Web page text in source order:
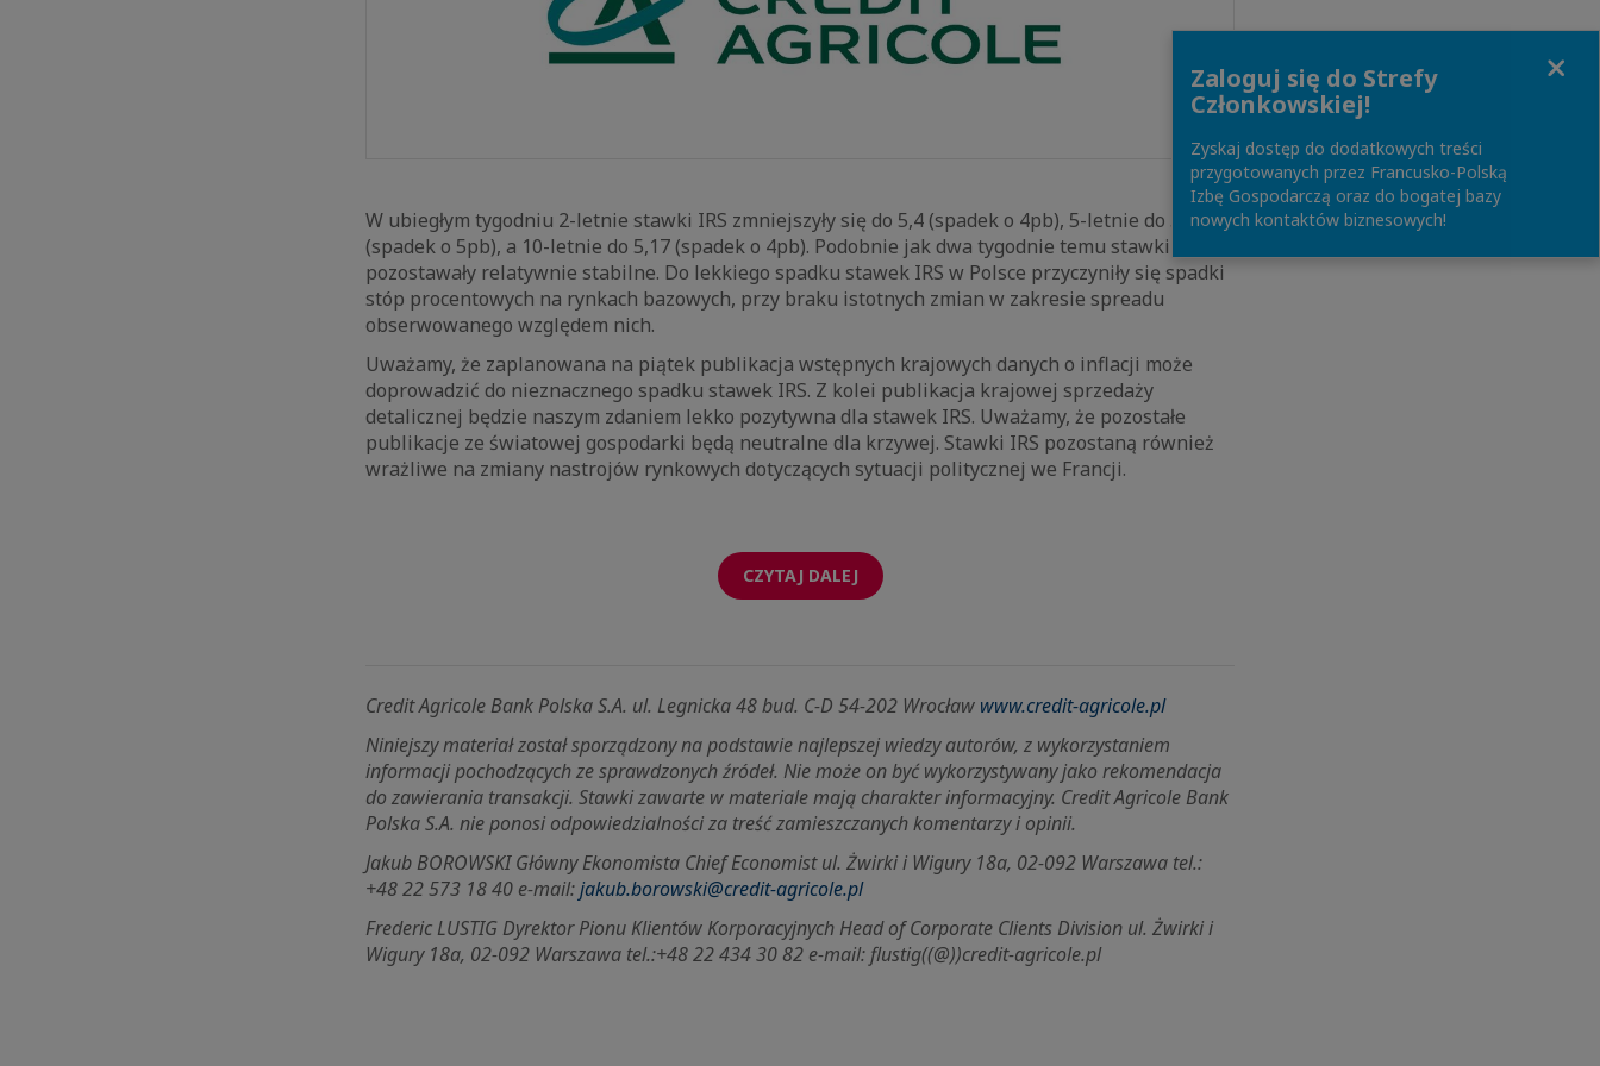
W ubiegłym tygodniu 2-letnie stawki IRS zmniejszyły się do 5,4 (spadek o 4pb), 5-letnie do 5,04
(spadek o 5pb), a 10-letnie do 5,17 (spadek o 4pb). Podobnie jak dwa tygodnie temu stawki IRS
pozostawały relatywnie stabilne. Do lekkiego spadku stawek IRS w Polsce przyczyniły się spadki
stóp procentowych na rynkach bazowych, przy braku istotnych zmian w zakresie spreadu
obserwowanego względem nich.
Uważamy, że zaplanowana na piątek publikacja wstępnych krajowych danych o inflacji może
doprowadzić do nieznacznego spadku stawek IRS. Z kolei publikacja krajowej sprzedaży
detalicznej będzie naszym zdaniem lekko pozytywna dla stawek IRS. Uważamy, że pozostałe
publikacje ze światowej gospodarki będą neutralne dla krzywej. Stawki IRS pozostaną również
wrażliwe na zmiany nastrojów rynkowych dotyczących sytuacji politycznej we Francji.
CZYTAJ DALEJ
Credit Agricole Bank Polska S.A. ul. Legnicka 48 bud. C-D 54-202 Wrocław www.credit-agricole.pl
Niniejszy materiał został sporządzony na podstawie najlepszej wiedzy autorów, z wykorzystaniem
informacji pochodzących ze sprawdzonych źródeł. Nie może on być wykorzystywany jako rekomendacja
do zawierania transakcji. Stawki zawarte w materiale mają charakter informacyjny. Credit Agricole Bank
Polska S.A. nie ponosi odpowiedzialności za treść zamieszczanych komentarzy i opinii.
Jakub BOROWSKI Główny Ekonomista Chief Economist ul. Żwirki i Wigury 18a, 02-092 Warszawa tel.:
+48 22 573 18 40 e-mail:jakub.borowski@credit-agricole.pl
Frederic LUSTIG Dyrektor Pionu Klientów Korporacyjnych Head of Corporate Clients Division ul. Żwirki i
Wigury 18a, 02-092 Warszawa tel.:+48 22 434 30 82 e-mail: flustig((@))credit-agricole.pl
Zaloguj się do Strefy
Członkowskiej!
Zyskaj dostęp do dodatkowych treści
przygotowanych przez Francusko-Polską
Izbę Gospodarczą oraz do bogatej bazy
nowych kontaktów biznesowych!